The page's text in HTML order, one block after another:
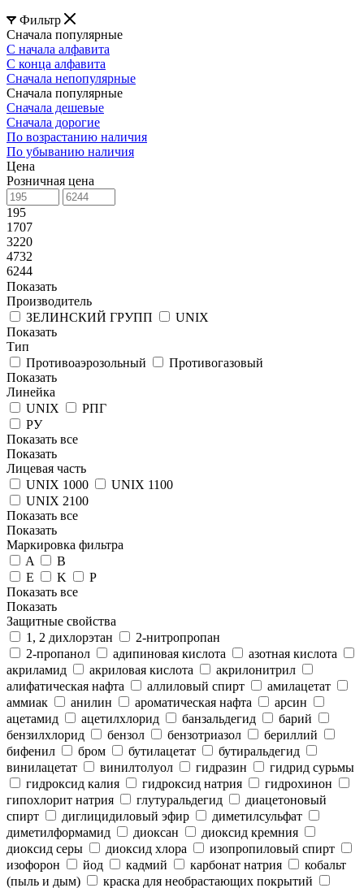
Фильтр
Сначала популярные
С начала алфавита
С конца алфавита
Сначала непопулярные
Сначала популярные
Сначала дешевые
Сначала дорогие
По возрастанию наличия
По убыванию наличия
Цена
Розничная цена
195
1707
3220
4732
6244
Показать
Производитель
ЗЕЛИНСКИЙ ГРУПП
UNIX
Показать
Тип
Противоаэрозольный
Противогазовый
Показать
Линейка
UNIX
РПГ
РУ
Показать все
Показать
Лицевая часть
UNIX 1000
UNIX 1100
UNIX 2100
Показать все
Показать
Маркировка фильтра
A
B
E
K
P
Показать все
Показать
Защитные свойства
1, 2 дихлорэтан
2-нитропропан
2-пропанол
адипиновая кислота
азотная кислота
акриламид
акриловая кислота
акрилонитрил
алифатическая нафта
аллиловый спирт
амилацетат
аммиак
анилин ароматическая нафта
арсин
ацетамид
ацетилхлорид банзальдегид
барий
бензилхлорид
бензол бензотриазол
бериллий
бифенил
бром бутилацетат
бутиральдегид
винилацетат
винилтолуол гидразин
гидрид сурьмы
гидроксид калия
гидроксид натрия
гидрохинон
гипохлорит натрия
глутуральдегид
диацетоновый
спирт
диглицидиловый эфир
диметилсульфат
диметилформамид
диоксан
диоксид кремния
диоксид серы
диоксид хлора
изопропиловый спирт
изофорон
йод кадмий карбонат натрия
кобальт
(пыль и дым)
краска для необрастающих покрытий